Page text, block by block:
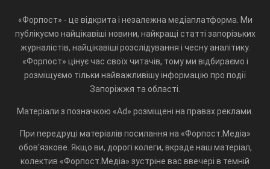
«Форпост» - це відкрита і незалежна медіаплатформа. Ми
публікуємо найцікавіші новини, найкращі статті запорізьких
журналістів, найцікавіші розслідування і чесну аналітику.
«Форпост» цінує час своїх читачів, тому ми відбираємо і
розміщуємо тільки найважливішу інформацію про події
Запоріжжя та області.
Матеріали з позначкою «Ad» розміщені на правах реклами.
При передруці матеріалів посилання на «Форпост.Медіа»
обов'язкове. Якщо ви, дорогі колеги, вкраде наш матеріал,
колектив «Форпост.Медіа» зустріне вас ввечері в темній